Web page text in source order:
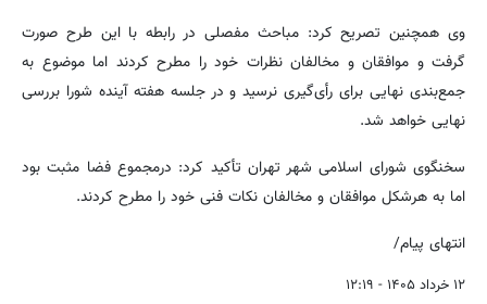
وی همچنین تصریح کرد: مباحث مفصلی در رابطه با این طرح صورت
گرفت و موافقان و مخالفان نظرات خود را مطرح کردند اما موضوع به
جمع‌بندی نهایی برای رأی‌گیری نرسید و در جلسه هفته آینده شورا بررسی
نهایی خواهد شد.
سخنگوی شورای اسلامی شهر تهران تأکید کرد: درمجموع فضا مثبت بود
اما به هرشکل موافقان و مخالفان نکات فنی خود را مطرح کردند.
انتهای پیام/
۱۲ خرداد ۱۴۰۵ - ۱۲:۱۹